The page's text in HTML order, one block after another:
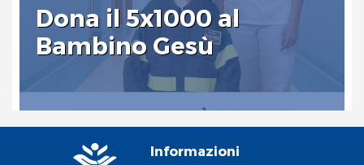
Dona il 5x1000 al
Bambino Gesù
Informazioni